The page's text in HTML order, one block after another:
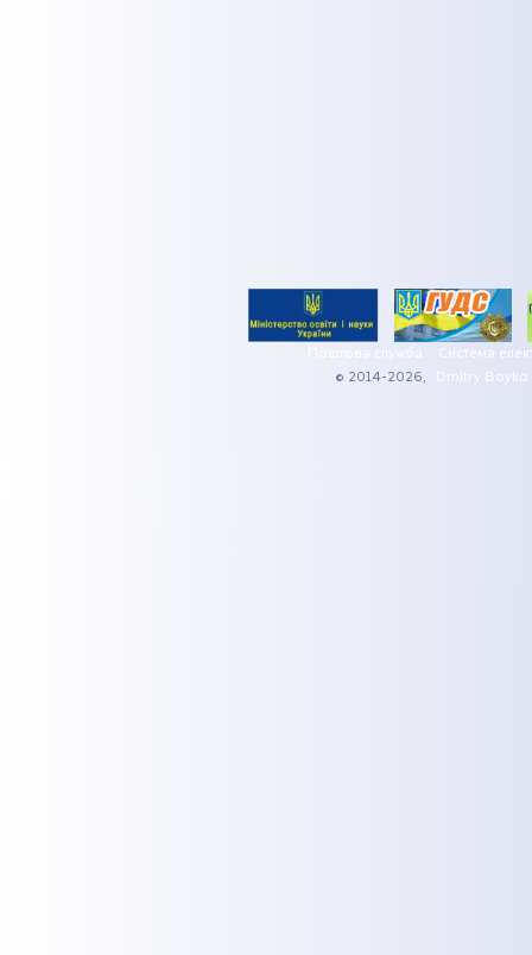
Поштова служба
Система
© 2014-2026,
Dmitry Boyko